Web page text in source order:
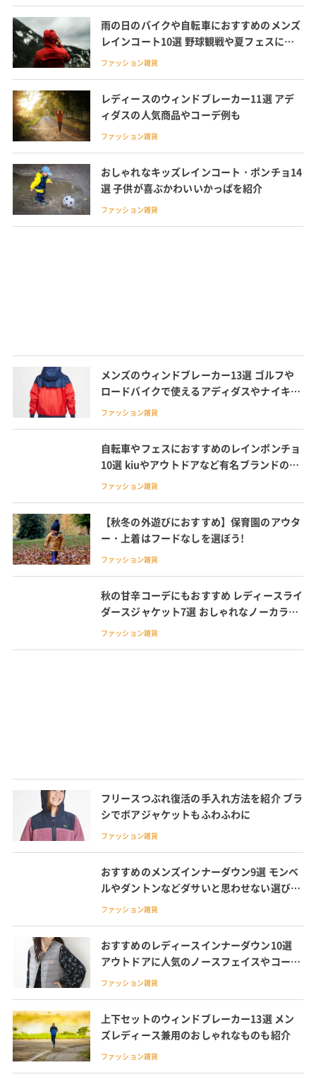
雨の日のバイクや自転車におすすめのメンズ
レインコート10選 野球観戦や夏フェスにあ
ると便利セパレートタイプやポンチョも紹介
ファッション雑貨
レディースのウィンドブレーカー11選 アデ
ィダスの人気商品やコーデ例も
ファッション雑貨
おしゃれなキッズレインコート・ポンチョ14
選 子供が喜ぶかわいいかっぱを紹介
ファッション雑貨
メンズのウィンドブレーカー13選 ゴルフや
ロードバイクで使えるアディダスやナイキ、
ミズノのウィンドブレーカーを紹介
ファッション雑貨
自転車やフェスにおすすめのレインポンチョ
10選 kiuやアウトドアなど有名ブランドのも
のも紹介
ファッション雑貨
【秋冬の外遊びにおすすめ】保育園のアウタ
ー・上着はフードなしを選ぼう!
ファッション雑貨
秋の甘辛コーデにもおすすめ レディースライ
ダースジャケット7選 おしゃれなノーカラー
やシングルタイプも
ファッション雑貨
フリースつぶれ復活の手入れ方法を紹介 ブラ
シでボアジャケットもふわふわに
ファッション雑貨
おすすめのメンズインナーダウン9選 モンベ
ルやダントンなどダサいと思わせない選び方
を紹介
ファッション雑貨
おすすめのレディースインナーダウン10選
アウトドアに人気のノースフェイスやコーデ
しやすいダントンも紹介
ファッション雑貨
上下セットのウィンドブレーカー13選 メン
ズレディース兼用のおしゃれなものも紹介
ファッション雑貨